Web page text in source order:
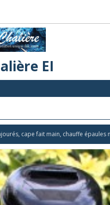
EI
cape fait main, chauffe épaules